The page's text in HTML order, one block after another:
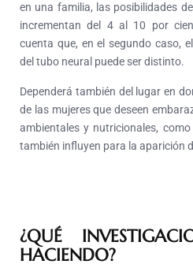
en una familia, las posibilidades
incrementan del 4 al 10 por
cuenta que, en el segundo caso,
del tubo neural puede ser distinto.
Dependerá también del lugar en
de las mujeres que deseen
ambientales y nutricionales,
también influyen para la aparición
¿QUÉ
HACIENDO?